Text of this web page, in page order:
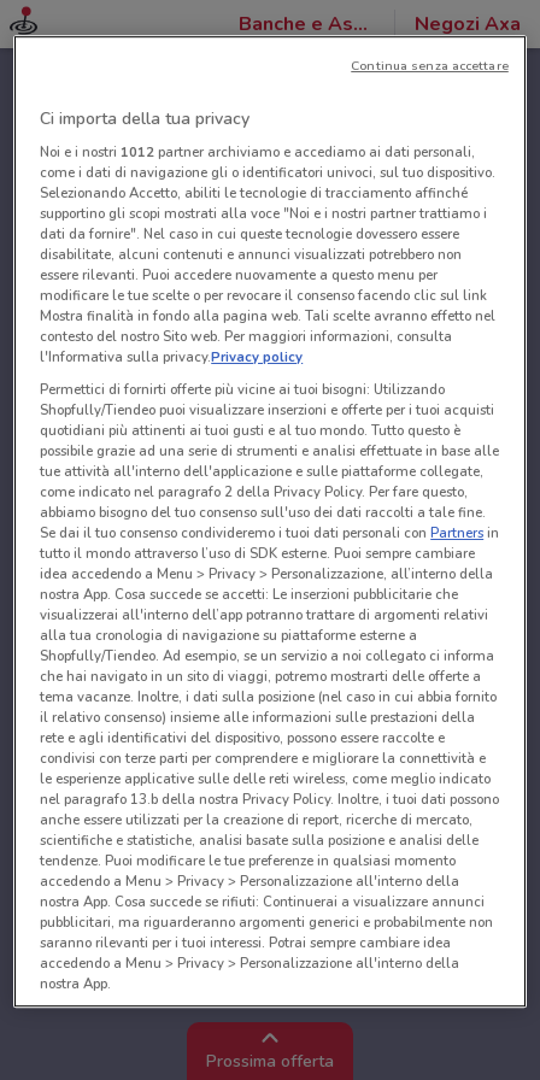
Banche e Assicurazioni Negozi Axa
Prossima offerta
Ci importa della tua privacy
Noi e i nostri 1012partner archiviamo e accediamo ai dati personali,
come i dati di navigazione gli o identificatori univoci, sul tuo dispositivo.
Selezionando Accetto, abiliti le tecnologie di tracciamento affinché
supportino gli scopi mostrati alla voce "Noi e i nostri partner trattiamo i
dati da fornire". Nel caso in cui queste tecnologie dovessero essere
disabilitate, alcuni contenuti e annunci visualizzati potrebbero non
essere rilevanti. Puoi accedere nuovamente a questo menu per
modificare le tue scelte o per revocare il consenso facendo clic sul link
Mostra finalità in fondo alla pagina web. Tali scelte avranno effetto nel
contesto del nostro Sito web. Per maggiori informazioni, consulta
l'Informativa sulla privacy.Privacy policy
Permettici di fornirti offerte più vicine ai tuoi bisogni: Utilizzando
Shopfully/Tiendeo puoi visualizzare inserzioni e offerte per i tuoi acquisti
quotidiani più attinenti ai tuoi gusti e al tuo mondo. Tutto questo è
possibile grazie ad una serie di strumenti e analisi effettuate in base alle
tue attività all'interno dell'applicazione e sulle piattaforme collegate,
come indicato nel paragrafo 2 della Privacy Policy. Per fare questo,
abbiamo bisogno del tuo consenso sull'uso dei dati raccolti a tale fine.
Se dai il tuo consenso condivideremo i tuoi dati personali conPartnersin
tutto il mondo attraverso l’uso di SDK esterne. Puoi sempre cambiare
idea accedendo a Menu > Privacy > Personalizzazione, all’interno della
nostra App. Cosa succede se accetti: Le inserzioni pubblicitarie che
visualizzerai all'interno dell’app potranno trattare di argomenti relativi
alla tua cronologia di navigazione su piattaforme esterne a
Shopfully/Tiendeo. Ad esempio, se un servizio a noi collegato ci informa
che hai navigato in un sito di viaggi, potremo mostrarti delle offerte a
tema vacanze. Inoltre, i dati sulla posizione (nel caso in cui abbia fornito
il relativo consenso) insieme alle informazioni sulle prestazioni della
rete e agli identificativi del dispositivo, possono essere raccolte e
condivisi con terze parti per comprendere e migliorare la connettività e
le esperienze applicative sulle delle reti wireless, come meglio indicato
nel paragrafo 13.b della nostra Privacy Policy. Inoltre, i tuoi dati possono
anche essere utilizzati per la creazione di report, ricerche di mercato,
scientifiche e statistiche, analisi basate sulla posizione e analisi delle
tendenze. Puoi modificare le tue preferenze in qualsiasi momento
accedendo a Menu > Privacy > Personalizzazione all'interno della
nostra App. Cosa succede se rifiuti: Continuerai a visualizzare annunci
pubblicitari, ma riguarderanno argomenti generici e probabilmente non
saranno rilevanti per i tuoi interessi. Potrai sempre cambiare idea
accedendo a Menu > Privacy > Personalizzazione all'interno della
nostra App.
Noi e i nostri partner trattiamo i dati per fornire:
Utilizzare dati di geolocalizzazione precisi. Scansione attiva delle
caratteristiche del dispositivo ai fini dell’identificazione. Archiviare
Continua senza accettare